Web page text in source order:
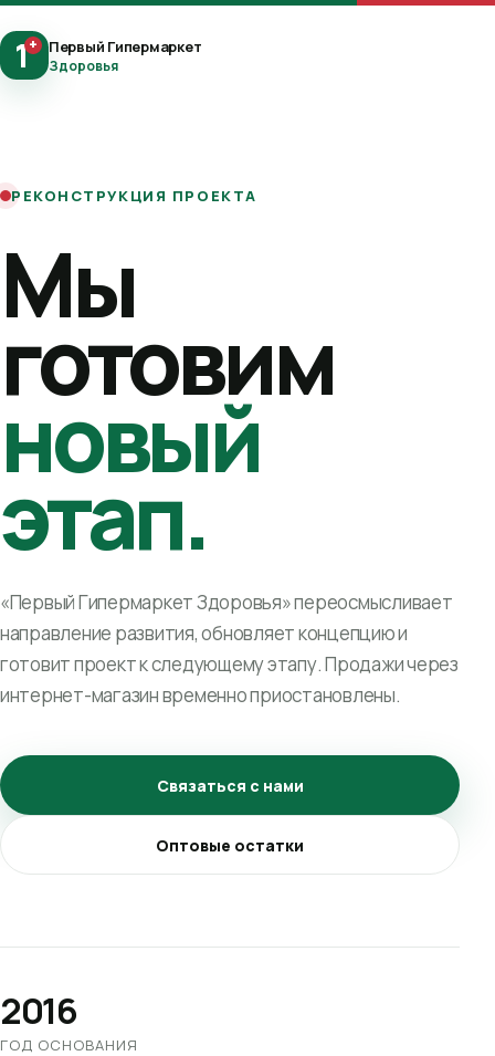
1+ Первый Гипермаркет
Здоровья
РЕКОНСТРУКЦИЯ ПРОЕКТА
Мы
готовим
новый
этап.
«Первый Гипермаркет Здоровья» переосмысливает
направление развития, обновляет концепцию и
готовит проект к следующему этапу. Продажи через
интернет-магазин временно приостановлены.
Связаться с нами
Оптовые остатки
2016
ГОД ОСНОВАНИЯ